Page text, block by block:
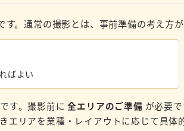
。通常の撮影とは、事前準備の考え方が
ばよい
す。撮影前に全エリアのご準備 が必要で
エリアを業種・レイアウトに応じて具体